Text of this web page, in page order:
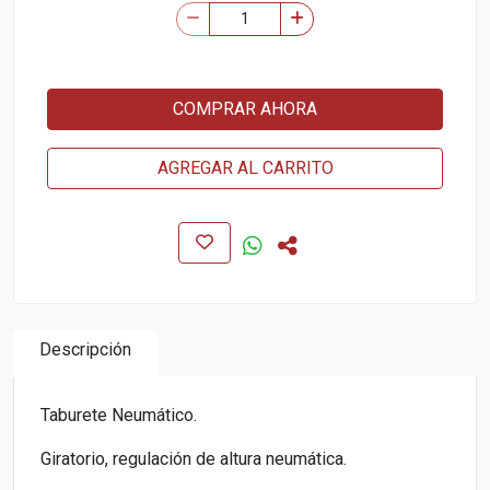
COMPRAR AHORA
AGREGAR AL CARRITO
Descripción
Taburete Neumático.
Giratorio, regulación de altura neumática.